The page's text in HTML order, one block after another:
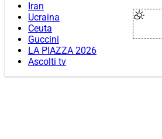
Iran
Ucraina
Ceuta
Guccini
LA PIAZZA 2026
Ascolti tv